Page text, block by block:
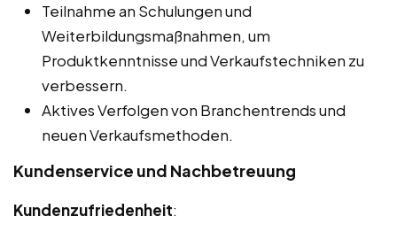
Teilnahme an Schulungen und
Weiterbildungsmaßnahmen, um
Produktkenntnisse und Verkaufstechniken zu
verbessern.
Aktives Verfolgen von Branchentrends und
neuen Verkaufsmethoden.
Kundenservice und Nachbetreuung
Kundenzufriedenheit: